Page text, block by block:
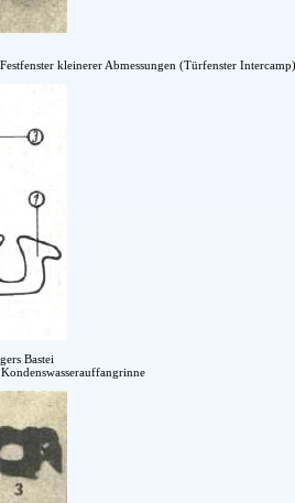
kleinerer Abmessungen (Türfenster
Bastei